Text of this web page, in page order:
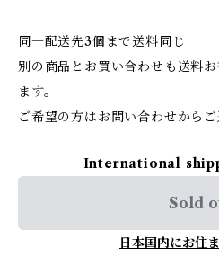
同一配送先3個まで送料同じ
別の商品とお買い合わせも送料
ます。
ご希望の方はお問い合わせからご
International
Sold
日本国内にお住